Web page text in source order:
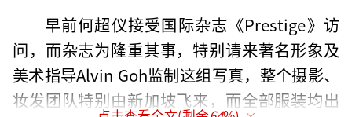
早前何超仪接受国际杂志《Prestige》访
问，而杂志为隆重其事，特别请来著名形象及
美术指导Alvin Goh监制这组写真，整个摄影、
妆发团队特别由新加坡飞来，而全部服装均出